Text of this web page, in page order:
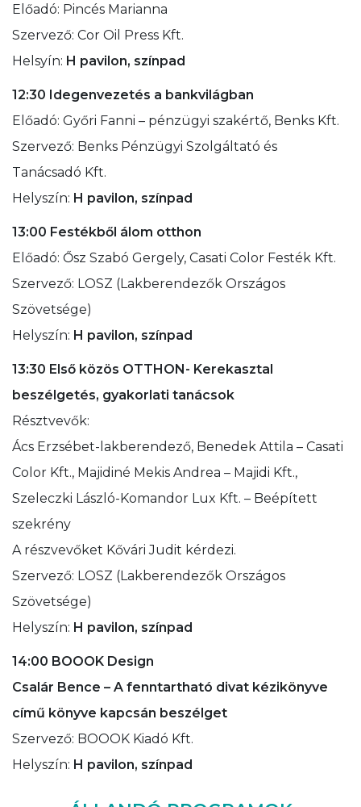
Előadó: Pincés Marianna
Szervező: Cor Oil Press Kft.
Helsyín: H pavilon, színpad
12:30 Idegenvezetés a bankvilágban
Előadó: Győri Fanni – pénzügyi szakértő, Benks Kft.
Szervező: Benks Pénzügyi Szolgáltató és
Tanácsadó Kft.
Helyszín: H pavilon, színpad
13:00 Festékből álom otthon
Előadó: Ősz Szabó Gergely, Casati Color Festék Kft.
Szervező: LOSZ (Lakberendezők Országos
Szövetsége)
Helyszín: H pavilon, színpad
13:30 Első közös OTTHON- Kerekasztal
beszélgetés, gyakorlati tanácsok
Résztvevők:
Ács Erzsébet-lakberendező, Benedek Attila – Casati
Color Kft., Majidiné Mekis Andrea – Majidi Kft.,
Szeleczki László-Komandor Lux Kft. – Beépített
szekrény
A részvevőket Kővári Judit kérdezi.
Szervező: LOSZ (Lakberendezők Országos
Szövetsége)
Helyszín: H pavilon, színpad
14:00 BOOOK Design
Csalár Bence – A fenntartható divat kézikönyve
című könyve kapcsán beszélget
Szervező: BOOOK Kiadó Kft.
Helyszín: H pavilon, színpad